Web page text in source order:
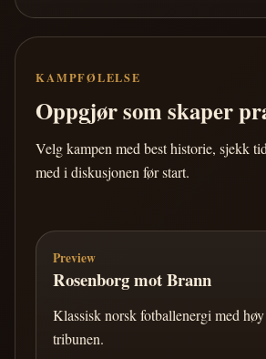
KAMPFØLELSE
Oppgjør som skaper
Velg kampen med best historie, sjekk
med i diskusjonen før start.
Preview
Rosenborg mot Brann
Klassisk norsk fotballenergi med
tribunen.